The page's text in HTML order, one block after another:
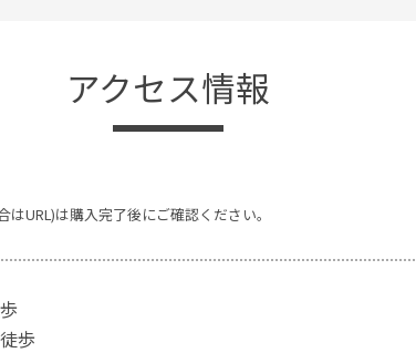
アクセス情報
URL)は購入完了後にご確認ください。
歩